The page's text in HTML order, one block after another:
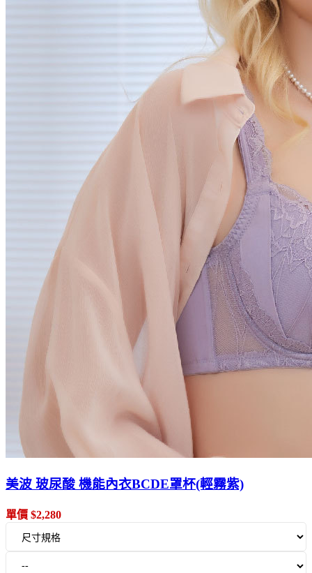
美波 玻尿酸 機能內衣BCDE罩杯(輕霧紫)
單價 $2,280